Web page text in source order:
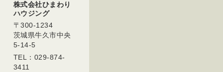
株式会社ひまわり
ハウジング
〒300-1234
茨城県牛久市中央
5-14-5
TEL：029-874-
3411